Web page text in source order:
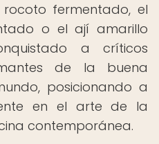
fermentado, el
o el ají amarillo
a críticos
de la buena
posicionando a
en el arte de la
contemporánea.